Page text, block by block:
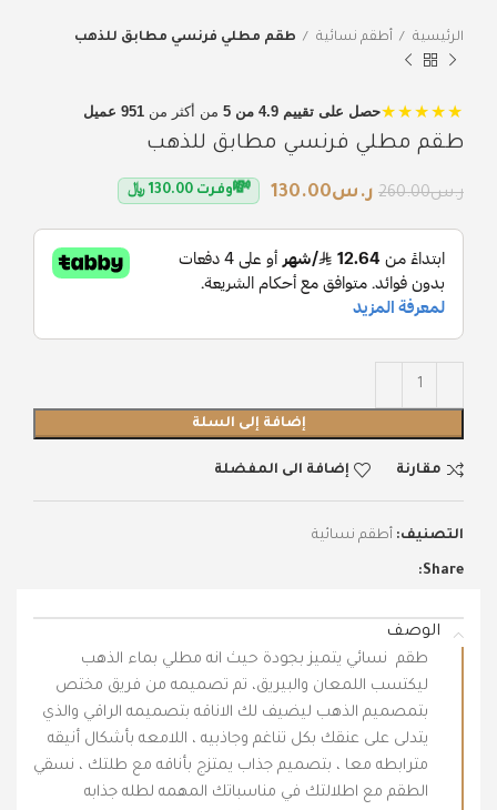
الرئيسية أطقم نسائية طقم مطلي فرنسي مطابق للذهب
★★★★★حصل على تقييم 4.9 من 5 من أكثر من 951 عميل
طقم مطلي فرنسي مطابق للذهب
ر.س260.00 ر.س130.00
💸وفرت 130.00 ﷼
إضافة إلى السلة
مقارنة إضافة الى المفضلة
التصنيف: أطقم نسائية
Share:
الوصف
طقم نسائي يتميز بجودة حيث انه مطلي بماء الذهب
ليكتسب اللمعان والبيريق، تم تصميمه من فريق مختص
بتمصميم الذهب ليضيف لك الاناقه بتصميمه الراقي والذي
يتدلى على عنقك بكل تناغم وجاذبيه ، اللامعه بأشكال أنيقه
مترابطه معا ، بتصميم جذاب يمتزج بأناقه مع طلتك ، نسقي
الطقم مع اطلالتك في مناسباتك المهمه لطله جذابه